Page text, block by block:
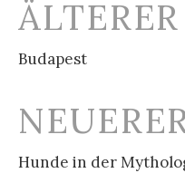
Beitrags-
Budapest
Hunde in der